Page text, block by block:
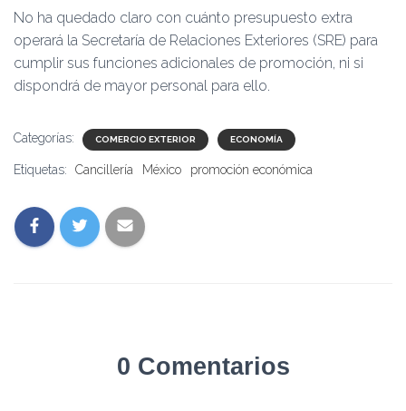
No ha quedado claro con cuánto presupuesto extra
operará la Secretaría de Relaciones Exteriores (SRE) para
cumplir sus funciones adicionales de promoción, ni si
dispondrá de mayor personal para ello.
Categorías: COMERCIO EXTERIOR ECONOMÍA
Etiquetas: Cancillería México promoción económica
0 Comentarios